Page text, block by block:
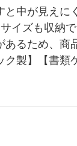
中が見え
イズも収納
るため、
ク製】【書